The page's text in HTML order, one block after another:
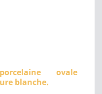
ovale
blanche.